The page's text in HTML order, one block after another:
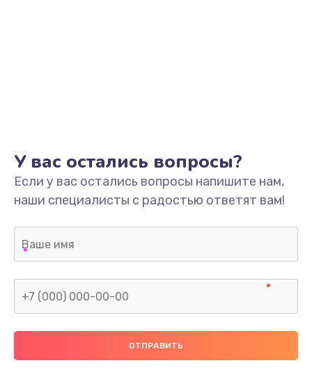
У вас остались вопросы?
Если у вас остались вопросы напишите нам,
наши специалисты с радостью ответят вам!